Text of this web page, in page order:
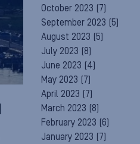
October 2023 (7)
September 2023 (5)
August 2023 (5)
July 2023 (8)
June 2023 (4)
May 2023 (7)
April 2023 (7)
March 2023 (8)
February 2023 (6)
January 2023 (7)